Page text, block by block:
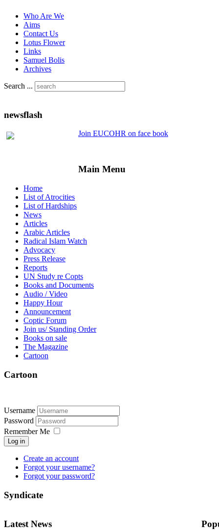
Who Are We
Aims
Contact Us
Lotus Flower
Links
Samuel Bolis
Archives
Search ...
newsflash
Join EUCOHR on face book
Main Menu
Home
List of Atrocities
List of Hardships
News
Articles
Arabic Articles
Radical Islam Watch
Advocacy
Press Release
Reports
UN Study re Copts
Books and Documents
Audio / Video
Happy Hour
Announcement
Coptic Forum
Join us/ Standing Order
Books on sale
The Magazine
Cartoon
Cartoon
Username
Password
Remember Me
Log in
Create an account
Forgot your username?
Forgot your password?
Syndicate
Latest News